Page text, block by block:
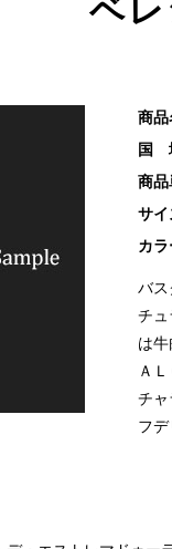
ベ
商品
国
商品
サイ
カ
バ
チ
は牛
Ａ
チャ
フ